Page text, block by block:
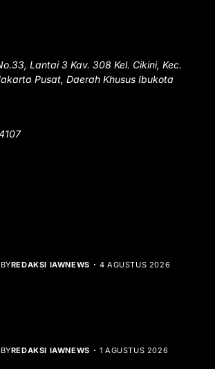
Lantai 3 Kav. 308 Kel. Cikini, Kec.
Pusat, Daerah Khusus Ibukota
BYREDAKSI IAWNEWS 4 AGUSTUS 2026
BYREDAKSI IAWNEWS 1 AGUSTUS 2026